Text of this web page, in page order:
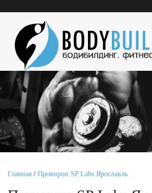
Главная / Провирон SP Labs Ярославль